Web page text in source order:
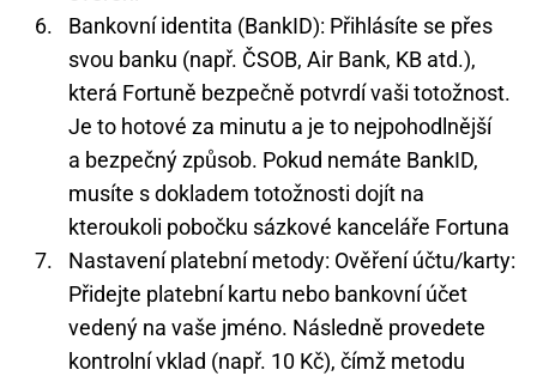
Bankovní identita (BankID): Přihlásíte se přes
svou banku (např. ČSOB, Air Bank, KB atd.),
která Fortuně bezpečně potvrdí vaši totožnost.
Je to hotové za minutu a je to nejpohodlnější
a bezpečný způsob. Pokud nemáte BankID,
musíte s dokladem totožnosti dojít na
kteroukoli pobočku sázkové kanceláře Fortuna
Nastavení platební metody: Ověření účtu/karty:
Přidejte platební kartu nebo bankovní účet
vedený na vaše jméno. Následně provedete
kontrolní vklad (např. 10 Kč), čímž metodu